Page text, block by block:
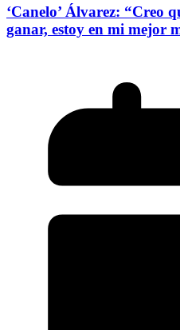
‘Canelo’ Álvarez: “Creo
ganar, estoy en mi mejor